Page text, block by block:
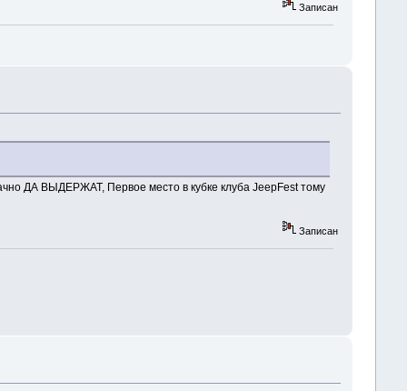
Записан
ДА ВЫДЕРЖАТ, Первое место в кубке клуба JeepFest тому
Записан